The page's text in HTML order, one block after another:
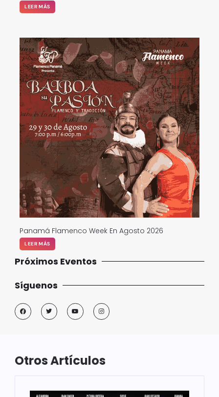
LEER MÁS
Panamá Flamenco Week En Agosto 2026
LEER MÁS
Próximos Eventos
Síguenos
Otros Artículos